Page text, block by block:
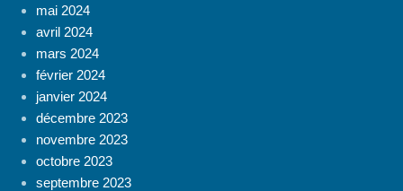
mai 2024
avril 2024
mars 2024
février 2024
janvier 2024
décembre 2023
novembre 2023
octobre 2023
septembre 2023